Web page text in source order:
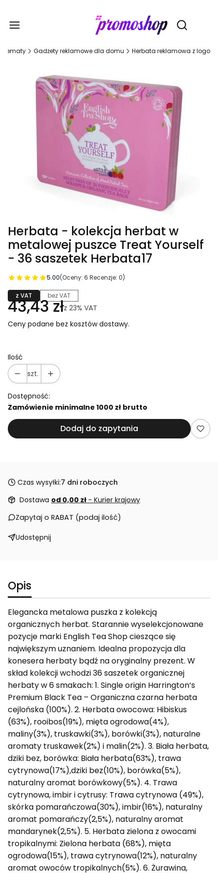
Otwórz
Tematy Gadżety reklamowe dla domu Herbata reklamowa z logo
Herbata - kolekcja herbat w
metalowej puszce Treat Yourself
- 36 saszetek Herbata17
5.00(Oceny: 6 Recenzje: 0)
z VAT bez VAT
43,43 złz 23% VAT
Ceny podane bez kosztów dostawy.
Ilość
szt.
Dostępność:
Zamówienie minimalne 1000 zł brutto
Dodaj do zapytania
Czas wysyłki:7 dni roboczych
Dostawa od 0,00 zł - Kurier krajowy
Zapytaj o RABAT (podaj ilość)
Udostępnij
Opis
Elegancka metalowa puszka z kolekcją
organicznych herbat. Starannie wyselekcjonowane
pozycje marki English Tea Shop cieszące się
największym uznaniem. Idealna propozycja dla
konesera herbaty bądź na oryginalny prezent. W
skład kolekcji wchodzi 36 saszetek organicznej
herbaty w 6 smakach: 1. Single origin Harrington’s
Premium Black Tea – Organiczna czarna herbata
cejlońska (100%). 2. Herbata owocowa: Hibiskus
(63%), rooibos(19%), mięta ogrodowa(4%),
maliny(3%), truskawki(3%), borówki(3%), naturalne
aromaty truskawek(2%) i malin(2%). 3. Biała herbata,
dziki bez, borówka: Biała herbata(63%), trawa
cytrynowa(17%),dziki bez(10%), borówka(5%),
naturalny aromat borówkowy(5%). 4. Trawa
cytrynowa, imbir i cytrusy: Trawa cytrynowa (49%),
skórka pomarańczowa(30%), imbir(16%), naturalny
aromat pomarańczy(2,5%), naturalny aromat
mandarynek(2,5%). 5. Herbata zielona z owocami
tropikalnymi: Zielona herbata (68%), mięta
ogrodowa(15%), trawa cytrynowa(12%), naturalny
aromat owoców tropikalnych(5%). 6. Żurawina,